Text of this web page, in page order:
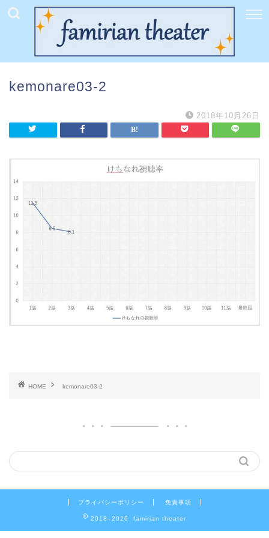
kemonare03-2
2018年10月26日
HOME kemonare03-2
プライバシーポリシー 免責事項
2018–2026 famirian theater